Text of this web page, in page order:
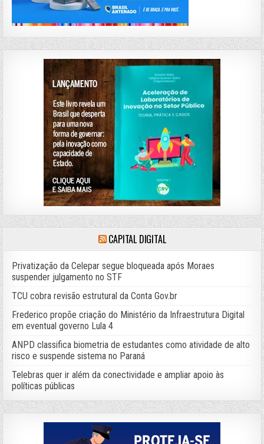
CAPITAL DIGITAL
Privatização da Celepar segue bloqueada após Moraes
suspender julgamento no STF
TCU cobra revisão estrutural da Conta Gov.br
Frederico propõe criação do Ministério da Infraestrutura Digital
em eventual governo Lula 4
ANPD classifica biometria de estudantes como atividade de alto
risco e suspende sistema no Paraná
Telebras quer ir além da conectividade e ampliar apoio às
políticas públicas